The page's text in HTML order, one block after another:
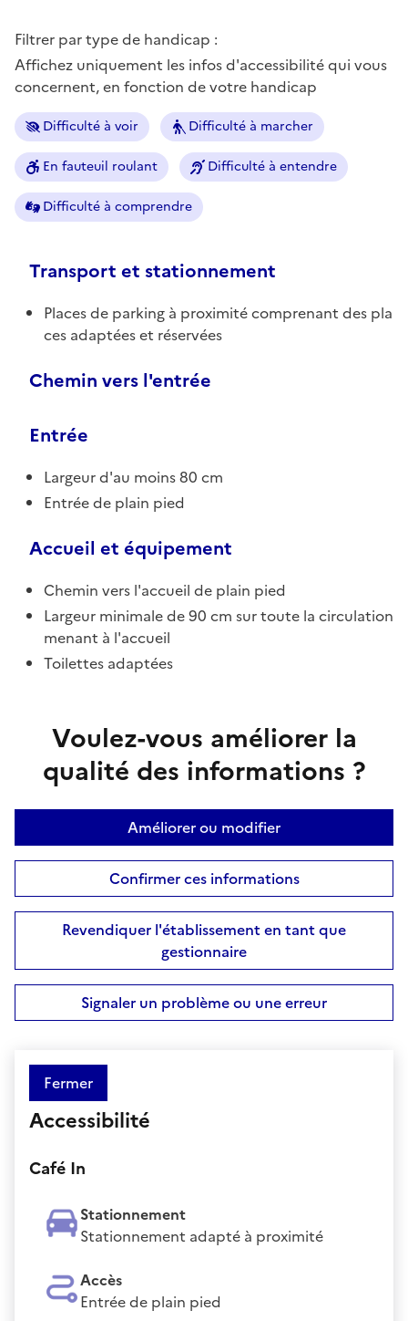
Filtrer par type de handicap :
Affichez uniquement les infos d'accessibilité qui vous
concernent, en fonction de votre handicap
Difficulté à voir Difficulté à marcher
En fauteuil roulant Difficulté à entendre
Difficulté à comprendre
Transport et stationnement
Places de parking à proximité comprenant des pla
ces adaptées et réservées
Chemin vers l'entrée
Entrée
Largeur d'au moins 80 cm
Entrée de plain pied
Accueil et équipement
Chemin vers l'accueil de plain pied
Largeur minimale de 90 cm sur toute la circulation
menant à l'accueil
Toilettes adaptées
Voulez-vous améliorer la
qualité des informations ?
Améliorer ou modifier
Confirmer ces informations
Revendiquer l'établissement en tant que
gestionnaire
Signaler un problème ou une erreur
Fermer
Accessibilité
Café In
Stationnement
Stationnement adapté à proximité
Accès
Entrée de plain pied